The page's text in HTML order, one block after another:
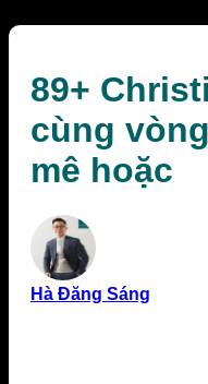
89+
cùng
mê hoặc
Hà Đăng Sáng